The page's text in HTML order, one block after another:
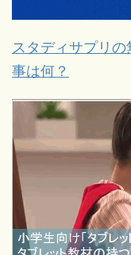
スタディサプリ
事は何？